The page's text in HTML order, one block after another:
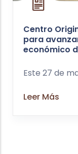
Centro
para
económico
Este 27 de
Leer Más